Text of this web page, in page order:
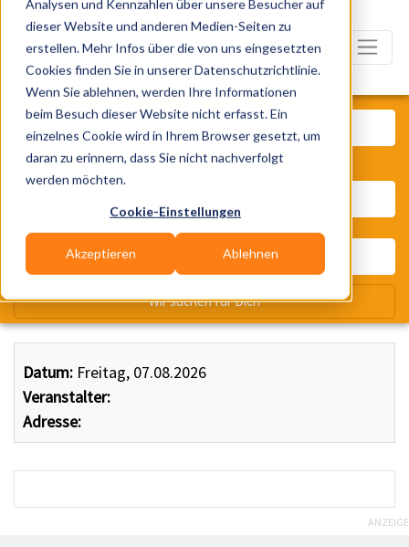
Analysen und Kennzahlen über unsere Besucher auf
dieser Website und anderen Medien-Seiten zu
erstellen. Mehr Infos über die von uns eingesetzten
Cookies finden Sie in unserer Datenschutzrichtlinie.
Wenn Sie ablehnen, werden Ihre Informationen
beim Besuch dieser Website nicht erfasst. Ein
einzelnes Cookie wird in Ihrem Browser gesetzt, um
daran zu erinnern, dass Sie nicht nachverfolgt
werden möchten.
Cookie-Einstellungen
Akzeptieren Ablehnen
Datum: Freitag, 07.08.2026
Veranstalter:
Adresse:
Was? Künstler, Zelte, Bands,
Wir suchen für Dich
ANZEIGE